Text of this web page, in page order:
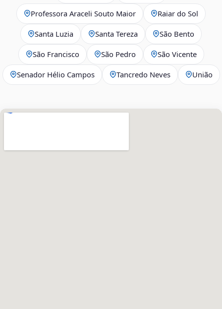
Professora Araceli Souto Maior Raiar do Sol
Santa Luzia Santa Tereza São Bento
São Francisco São Pedro São Vicente
Senador Hélio Campos Tancredo Neves União